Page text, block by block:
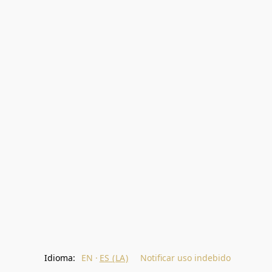
Idioma: EN ES (LA) Notificar uso indebido